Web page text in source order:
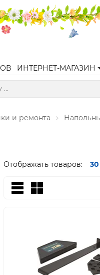
ИНТЕРНЕТ-МАГАЗИН
и ремонта
Отображать товаров: 30